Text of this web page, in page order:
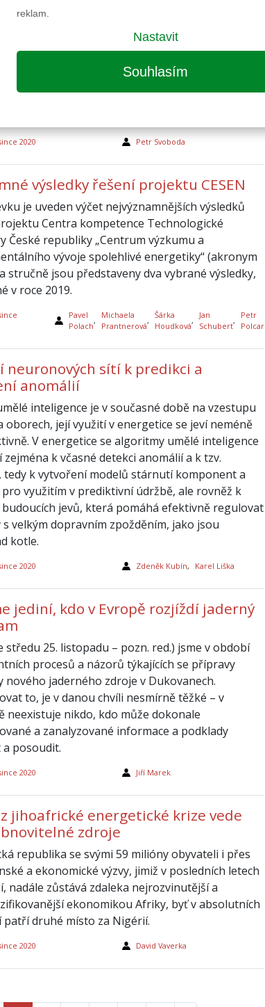
Hezoučký: Velká stavba bude bez
podpory strádat
se podílel na výstavbě Dukovan i dostavbě
Za přínos energetice dostal medaili za zásluhy
republiky. Zeptali jsme se proto Františka
na zkušenosti s výstavbou i názor na
bloků v Dukovanech.
2020 Petr Svoboda
výsledky řešení projektu CESEN
je uveden výčet nejvýznamnějších výsledků
Centra kompetence Technologické
České republiky „Centrum výzkumu a
vývoje spolehlivé energetiky“ (akronym
a stručně jsou představeny dva vybrané výsledky,
v roce 2019.
Pavel
Polach
,
Michaela
Prantnerová
,
Šárka
Houdková
,
Jan
Schubert
,
Petr
Polcar
neuronových sítí k predikci a
anomálií
inteligence je v současné době na vzestupu
oborech, její využití v energetice se jeví neméně
V energetice se algoritmy umělé inteligence
zejména k včasné detekci anomálií a k tzv.
tedy k vytvoření modelů stárnutí komponent a
využitím v prediktivní údržbě, ale rovněž k
jevů, která pomáhá efektivně regulovat
s velkým dopravním zpožděním, jako jsou
kotle.
2020 Zdeněk Kubín, Karel Liška
jediní, kdo v Evropě rozjíždí jaderný
středu 25. listopadu – pozn. red.) jsme v období
procesů a názorů týkajících se přípravy
nového jaderného zdroje v Dukovanech.
to, je v danou chvíli nesmírně těžké – v
neexistuje nikdo, kdo může dokonale
a zanalyzované informace a podklady
posoudit.
2020 Jiří Marek
jihoafrické energetické krize vede
zdroje
republika se svými 59 milióny obyvateli i přes
a ekonomické výzvy, jimiž v posledních letech
nadále zůstává zdaleka nejrozvinutější a
ekonomikou Afriky, byť v absolutních
patří druhé místo za Nigérií.
2020 David Vaverka
reklam.
Nastavit
Souhlasím